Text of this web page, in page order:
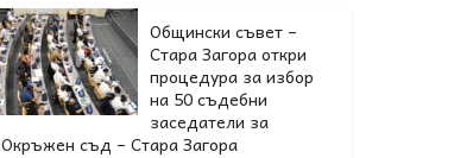
Общински съвет –
Стара Загора откри
процедура за избор
на 50 съдебни
заседатели за
Окръжен съд – Стара Загора